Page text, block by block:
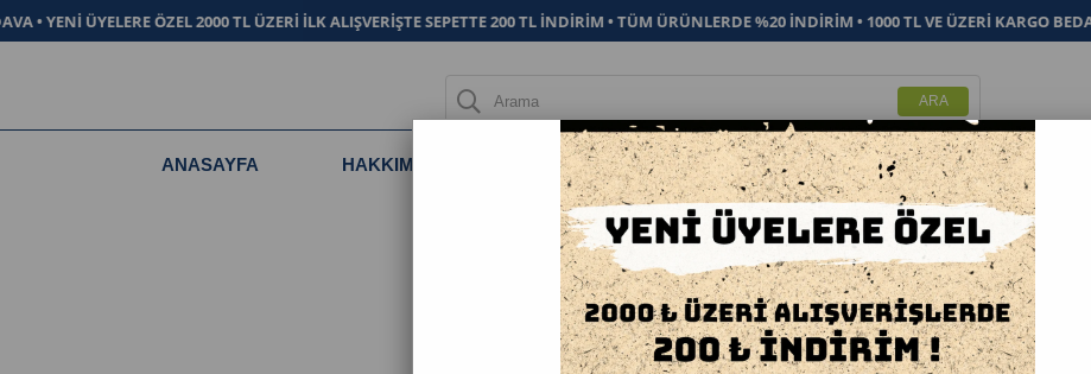
ÜYELERE ÖZEL 2000 TL ÜZERİ İLK ALIŞVERİŞTE SEPETTE 200 TL İNDİRİM • TÜM ÜRÜNLERDE %20 İNDİRİM • 1000 TL VE ÜZERİ KARGO BEDAVA
ANASAYFA HAKKIMIZDA KURUYEMİŞ PASTACILIK DRAJE